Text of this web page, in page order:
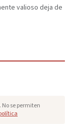
valioso deja de
se permiten